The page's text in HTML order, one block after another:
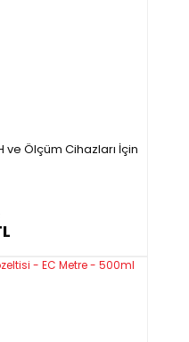
ve Ölçüm Cihazları İçin